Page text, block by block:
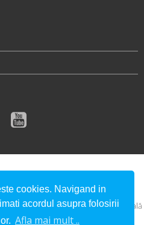
de Apă Someș S.A.
în mod obligatoriu poziţia oficială
a Guvernului României.
cookies. Navigand in
acordul asupra folosirii
Afla mai mult ..